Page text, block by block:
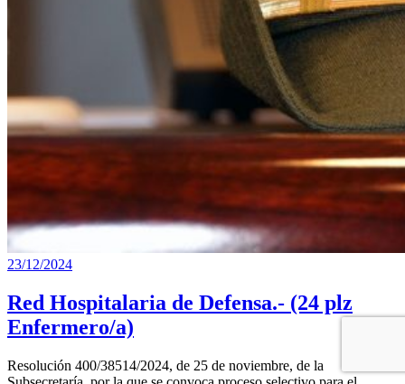
23/12/2024
Red Hospitalaria de Defensa.- (24 plz
Enfermero/a)
Resolución 400/38514/2024, de 25 de noviembre, de la